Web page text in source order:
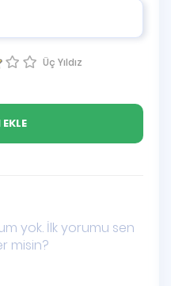
Üç Yıldız
yok. İlk yorumu sen
misin?